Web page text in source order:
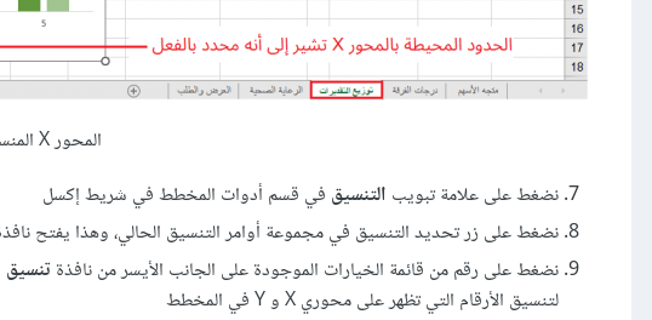
المحور X المنسق
نضغط على علامة تبويب التنسيق في قسم أدوات المخطط في شريط إكسل
نضغط على زر تحديد التنسيق في مجموعة أوامر التنسيق الحالي، وهذا يفتح
نضغط على رقم من قائمة الخيارات الموجودة على الجانب الأيسر من نافذة تنسيق
لتنسيق الأرقام التي تظهر على محوري X و Y في المخطط